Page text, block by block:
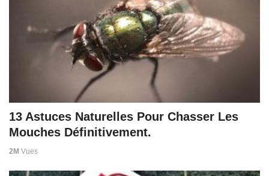
13 Astuces Naturelles Pour Chasser Les
Mouches Définitivement.
2M Vues